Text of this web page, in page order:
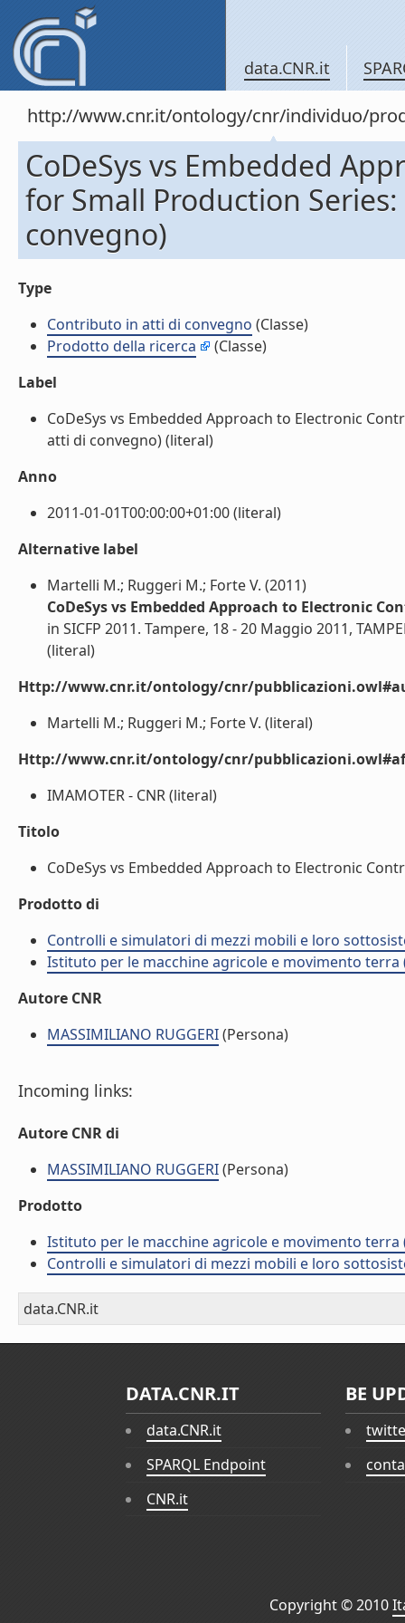
data.CNR.it
http://www.cnr.it/ontology/cnr/individuo/
CoDeSys vs Embedded
for Small Production
convegno)
Type
Contributo in atti di convegno (Classe)
Prodotto della ricerca
(Classe)
Label
CoDeSys vs Embedded Approach to Electronic
atti di convegno) (literal)
Anno
2011-01-01T00:00:00+01:00 (literal)
Alternative label
Martelli M.; Ruggeri M.; Forte V. (2011)
CoDeSys vs Embedded Approach to Electronic
in SICFP 2011. Tampere, 18 - 20 Maggio 2011,
(literal)
Http://www.cnr.it/ontology/cnr/
Martelli M.; Ruggeri M.; Forte V. (literal)
Http://www.cnr.it/ontology/cnr/
IMAMOTER - CNR (literal)
Titolo
CoDeSys vs Embedded Approach to Electronic
Prodotto di
Controlli e simulatori di mezzi mobili e loro
Istituto per le macchine agricole e movimento terra
Autore CNR
MASSIMILIANO RUGGERI(Persona)
Incoming links:
Autore CNR di
MASSIMILIANO RUGGERI(Persona)
Prodotto
Istituto per le macchine agricole e movimento terra
Controlli e simulatori di mezzi mobili e loro
data.CNR.it
DATA.CNR.IT
data.CNR.it
SPARQL Endpoint
CNR.it
BE
Copyright © 2010